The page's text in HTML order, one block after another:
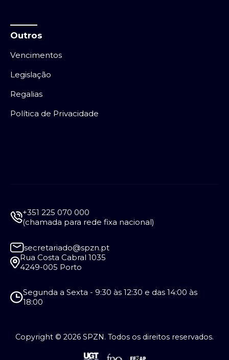
Outros
Vencimentos
Legislação
Regalias
Política de Privacidade
+351 225 070 000
(chamada para rede fixa nacional)
secretariado@spzn.pt
Rua Costa Cabral 1035
4249-005 Porto
Segunda a Sexta - 9:30 às 12:30 e das 14:00 às
18:00
Copyright © 2026 SPZN. Todos os direitos reservados.